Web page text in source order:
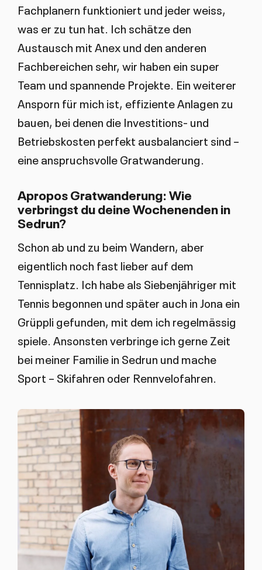
Fachplanern funktioniert und jeder weiss,
was er zu tun hat. Ich schätze den
Austausch mit Anex und den anderen
Fachbereichen sehr, wir haben ein super
Team und spannende Projekte. Ein weiterer
Ansporn für mich ist, effiziente Anlagen zu
bauen, bei denen die Investitions- und
Betriebskosten perfekt ausbalanciert sind –
eine anspruchsvolle Gratwanderung.
Apropos Gratwanderung: Wie
verbringst du deine Wochenenden in
Sedrun?
Schon ab und zu beim Wandern, aber
eigentlich noch fast lieber auf dem
Tennisplatz. Ich habe als Siebenjähriger mit
Tennis begonnen und später auch in Jona ein
Grüppli gefunden, mit dem ich regelmässig
spiele. Ansonsten verbringe ich gerne Zeit
bei meiner Familie in Sedrun und mache
Sport – Skifahren oder Rennvelofahren.